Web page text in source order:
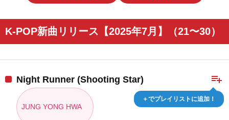
K-POP新曲リリース【2025年7月】（21〜30）
playlist_add
＋でプレイリストに追加！
Night Runner (Shooting Star)
JUNG YONG HWA